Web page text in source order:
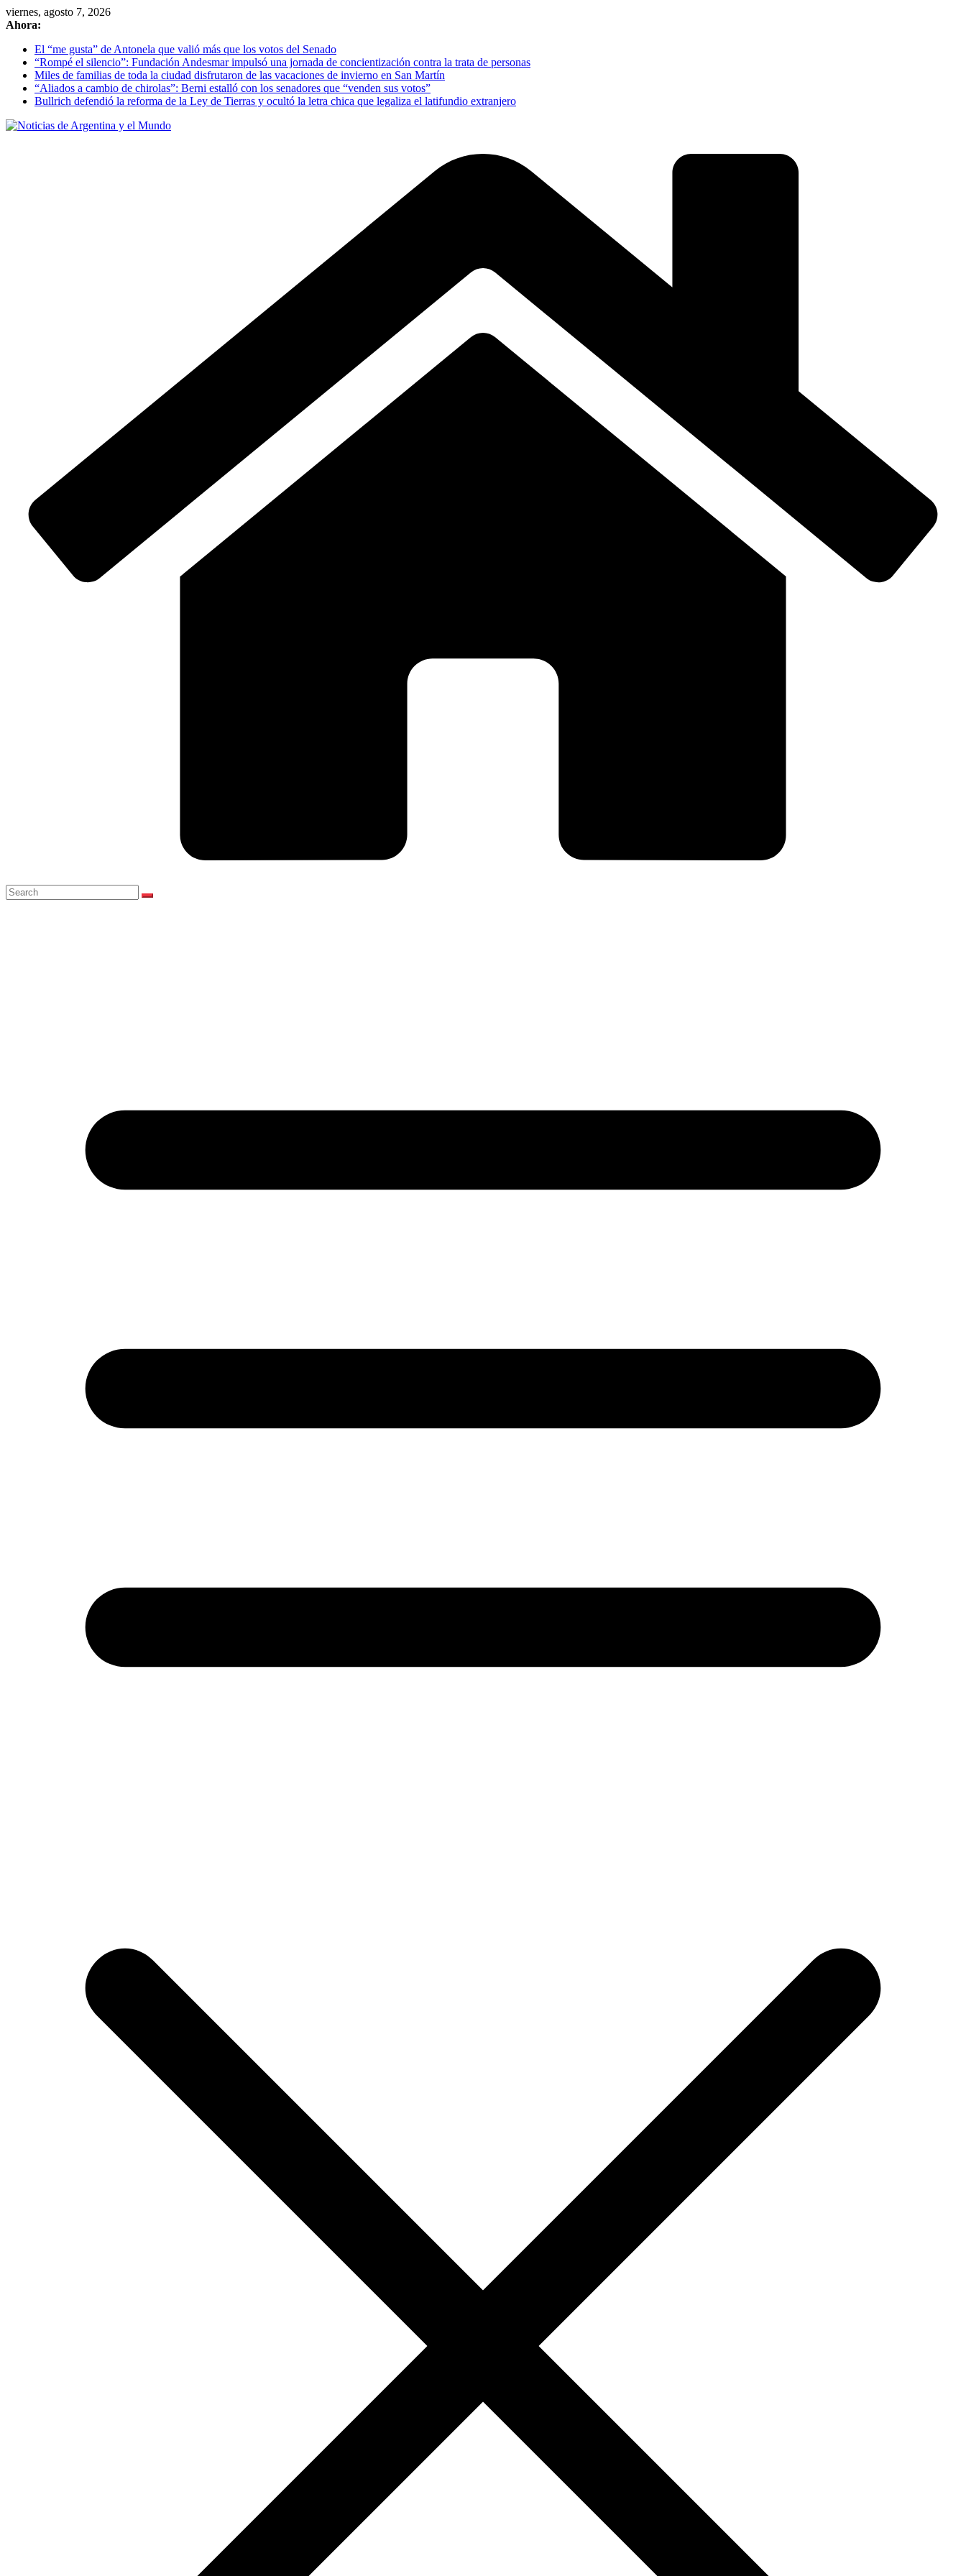
Skip
to
viernes, agosto 7, 2026
Ahora:
El “me gusta” de Antonela que valió más que los votos del Senado
“Rompé el silencio”: Fundación Andesmar impulsó una jornada de concientización contra la trata de personas
Miles de familias de toda la ciudad disfrutaron de las vacaciones de invierno en San Martín
“Aliados a cambio de chirolas”: Berni estalló con los senadores que “venden sus votos”
Bullrich defendió la reforma de la Ley de Tierras y ocultó la letra chica que legaliza el latifundio extranjero